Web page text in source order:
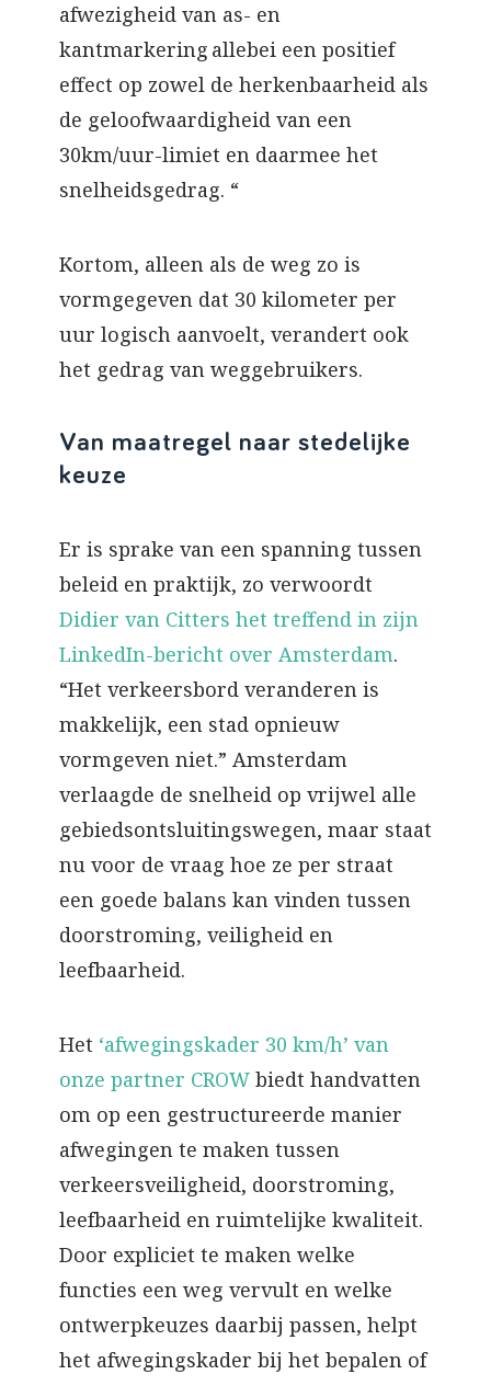
afwezigheid van as- en
kantmarkering allebei een positief
effect op zowel de herkenbaarheid als
de geloofwaardigheid van een
30km/uur-limiet en daarmee het
snelheidsgedrag. “
Kortom, alleen als de weg zo is
vormgegeven dat 30 kilometer per
uur logisch aanvoelt, verandert ook
het gedrag van weggebruikers.
Van maatregel naar stedelijke
keuze
Er is sprake van een spanning tussen
beleid en praktijk, zo verwoordt
Didier van Citters het treffend in zijn
LinkedIn-bericht over Amsterdam.
“Het verkeersbord veranderen is
makkelijk, een stad opnieuw
vormgeven niet.” Amsterdam
verlaagde de snelheid op vrijwel alle
gebiedsontsluitingswegen, maar staat
nu voor de vraag hoe ze per straat
een goede balans kan vinden tussen
doorstroming, veiligheid en
leefbaarheid.
Het ‘afwegingskader 30 km/h’ van
onze partner CROW biedt handvatten
om op een gestructureerde manier
afwegingen te maken tussen
verkeersveiligheid, doorstroming,
leefbaarheid en ruimtelijke kwaliteit.
Door expliciet te maken welke
functies een weg vervult en welke
ontwerpkeuzes daarbij passen, helpt
het afwegingskader bij het bepalen of